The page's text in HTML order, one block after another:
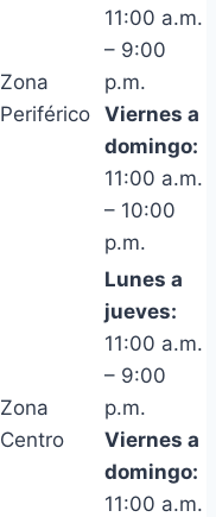
Zona
Periférico
11:00 a.m.
– 9:00
p.m.
Viernes a
domingo:
11:00 a.m.
– 10:00
p.m.
Zona
Centro
Lunes a
jueves:
11:00 a.m.
– 9:00
p.m.
Viernes a
domingo:
11:00 a.m.